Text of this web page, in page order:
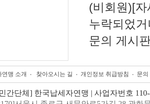
(비회원)[
누락되었
문의 게시
연맹 소개 찾아오시는 길 개인정보 취급방침 문
간단체] 한국납세자연맹 | 사업자번호